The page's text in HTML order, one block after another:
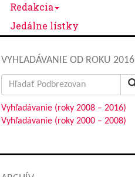
Redakcia
Jedálne lístky
VYHĽADÁVANIE OD ROKU 2016
Search
for:
Vyhľadávanie (roky 2008 – 2016)
Vyhľadávanie (roky 2000 – 2008)